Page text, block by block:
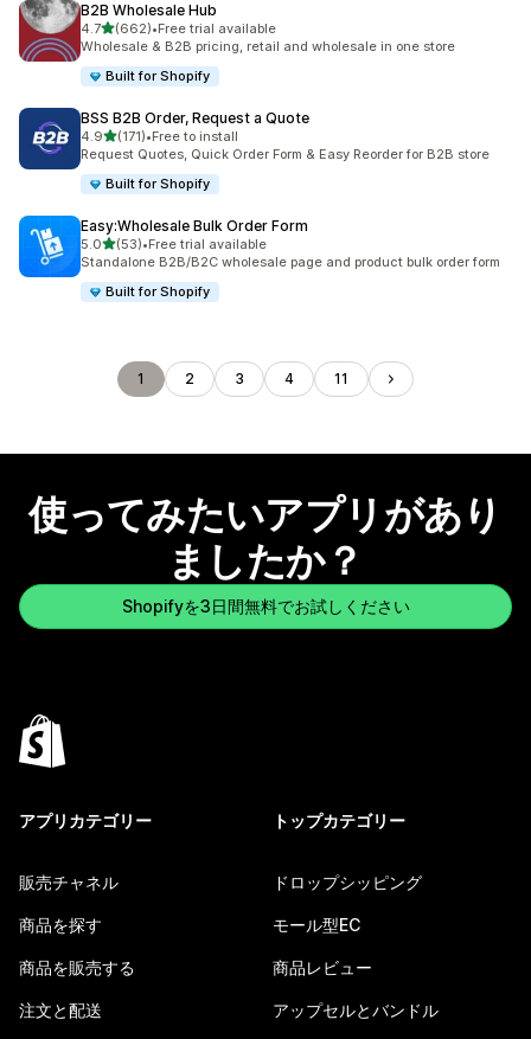
B2B Wholesale Hub
4.75つ星中
(662)
合計レビュー数：662件
•Free trial available
Wholesale & B2B pricing, retail and wholesale in one store
Built for Shopify
BSS B2B Order, Request a Quote
4.95つ星中
(171)
合計レビュー数：171件
•Free to install
Request Quotes, Quick Order Form & Easy Reorder for B2B store
Built for Shopify
Easy:Wholesale Bulk Order Form
5.05つ星中
(53)
合計レビュー数：53件
•Free trial available
Standalone B2B/B2C wholesale page and product bulk order form
Built for Shopify
1 2 3 4 11
使ってみたいアプリがあり
ましたか？
Shopifyを3日間無料でお試しください
アプリカテゴリー
販売チャネル
商品を探す
商品を販売する
注文と配送
トップカテゴリー
ドロップシッピング
モール型EC
商品レビュー
アップセルとバンドル